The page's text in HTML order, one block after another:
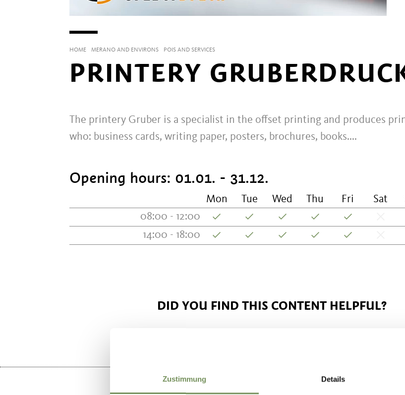
Zustimmung Details
HOME MERANO AND ENVIRONS POIS AND SERVICES
PRINTERY
The printery Gruber is a specialist in the offset printing and produces
who: business cards, writing paper, posters, brochures, books....
Opening hours: 01.01. - 31.12.
Mon Tue Wed Thu Fri Sat
08:00 - 12:00
14:00 - 18:00
DID YOU FIND THIS CONTENT HELPFUL?